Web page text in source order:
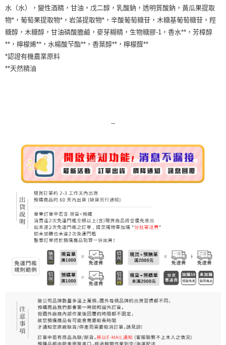
宅配
每筆NT$100，滿NT$999(含以上)免運費
離島宅配（澎湖、金門、馬祖、小琉球）
每筆NT$250，滿NT$3,000(含以上)免運費
水（水），變性酒精，甘油，戊二醇，乳酸鈉，透明質酸鈉，黃瓜果提取
物*，葡萄果提取物*，岩藻提取物*，辛酸葡萄糖苷，木糖基葡萄糖苷，羥
糖醇，木糖醇，甘油磷酸膽鹼，麥芽糊精，生物糖膠-1，香水**，芳樟醇
**，檸檬烯**，水楊酸芐酯**，香葉醇**，檸檬醛**
*認證有機農業原料
**天然精油
--